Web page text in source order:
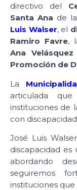
directivo del
Santa Ana de
Luis Walser, el
Ramiro Favre,
Ana Velásquez
Promoción de
La
articulada
instituciones de
con
José Luis
discapacidad
abordando
seguiremos
instituciones que